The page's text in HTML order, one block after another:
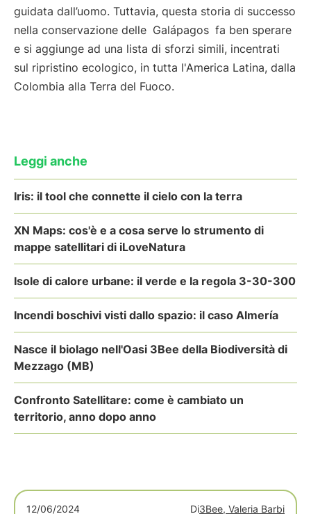
guidata dall’uomo. Tuttavia, questa storia di successo
nella conservazione delle Galápagos fa ben sperare
e si aggiunge ad una lista di sforzi simili, incentrati
sul ripristino ecologico, in tutta l'America Latina, dalla
Colombia alla Terra del Fuoco.
Leggi anche
Iris: il tool che connette il cielo con la terra
XN Maps: cos'è e a cosa serve lo strumento di
mappe satellitari di iLoveNatura
Isole di calore urbane: il verde e la regola 3-30-300
Incendi boschivi visti dallo spazio: il caso Almería
Nasce il biolago nell'Oasi 3Bee della Biodiversità di
Mezzago (MB)
Confronto Satellitare: come è cambiato un
territorio, anno dopo anno
12/06/2024 Di3Bee, Valeria Barbi